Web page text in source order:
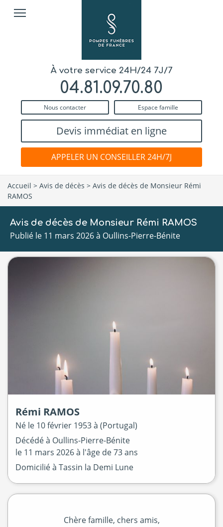
À votre service 24H/24 7J/7
04.81.09.70.80
Nous contacter Espace famille
Devis immédiat en ligne
APPELER UN CONSEILLER 24H/7J
Accueil > Avis de décès > Avis de décès de Monsieur Rémi
RAMOS
Avis de décès de Monsieur Rémi RAMOS
Publié le 11 mars 2026 à Oullins-Pierre-Bénite
Rémi RAMOS
Né le 10 février 1953 à (Portugal)
Décédé à Oullins-Pierre-Bénite
le 11 mars 2026à l'âge de 73 ans
Domicilié à Tassin la Demi Lune
Chère famille, chers amis,